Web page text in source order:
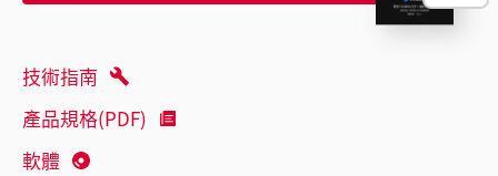
技術指南
產品規格(PDF)
軟體